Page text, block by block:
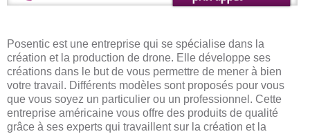
Posentic est une entreprise qui se spécialise dans la
création et la production de drone. Elle développe ses
créations dans le but de vous permettre de mener à bien
votre travail. Différents modèles sont proposés pour vous
que vous soyez un particulier ou un professionnel. Cette
entreprise américaine vous offre des produits de qualité
grâce à ses experts qui travaillent sur la création et la